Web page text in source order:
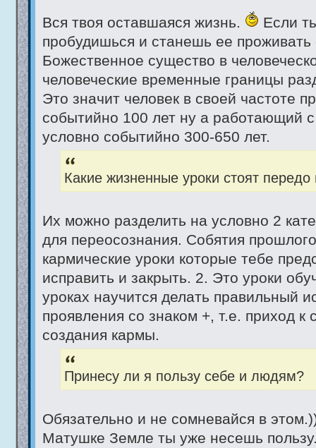
Вся твоя оставшаяся жизнь.
Если
пробудишься и станешь ее проживать
Божественное существо в
человеческие временные границы
Это значит человек в своей частоте
событийно 100 лет ну а работающий
условно событийно 300-650 лет.
Какие жизненные уроки стоят
Их можно разделить на условно 2
для переосознания. Собятия
кармические уроки которые тебе
исправить и закрыть. 2. Это уроки
уроках научится делать правильный
проявления со знаком +, т.е. приход к
создания кармы.
Принесу ли я пользу себе и людям?
Обязательно и не сомневайся в
Матушке Земле ты уже несешь